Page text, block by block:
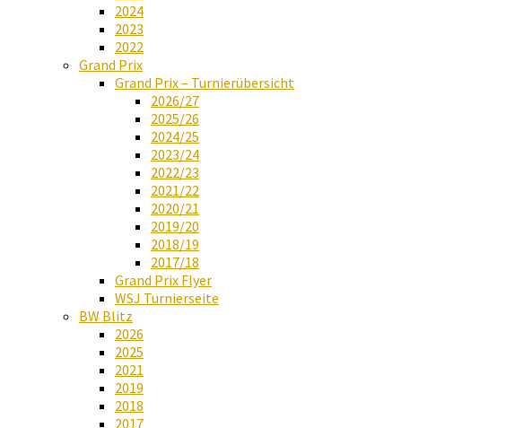
2024
2023
2022
Grand Prix
Grand Prix – Turnierübersicht
2026/27
2025/26
2024/25
2023/24
2022/23
2021/22
2020/21
2019/20
2018/19
2017/18
Grand Prix Flyer
WSJ Turnierseite
BW Blitz
2026
2025
2021
2019
2018
2017